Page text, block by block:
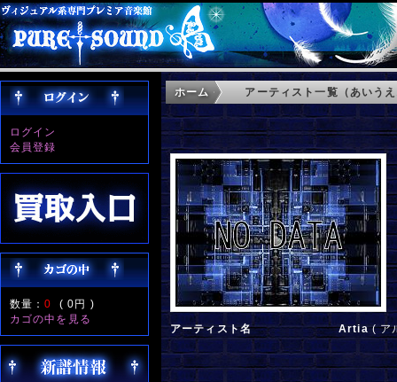
ログイン
会員登録
数量：0 (0円 )
カゴの中を見る
ホーム アーティスト一覧（あいうえ
アーティスト名 Artia( ア